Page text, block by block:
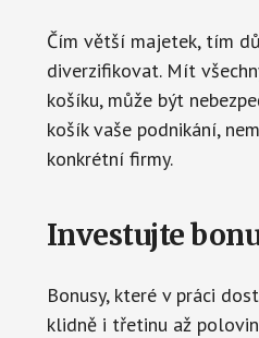
Čím větší majetek, tím
diverzifikovat. Mít
košíku, může být
košík vaše podnikání,
konkrétní firmy.
Investujte
Bonusy, které v práci
klidně i třetinu až